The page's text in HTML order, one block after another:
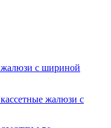
с шириной
жалюзи с